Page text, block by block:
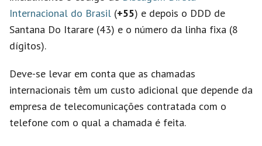
Internacional do Brasil (+55) e depois o DDD de
Santana Do Itarare (43) e o número da linha fixa (8
dígitos).
Deve-se levar em conta que as chamadas
internacionais têm um custo adicional que depende da
empresa de telecomunicações contratada com o
telefone com o qual a chamada é feita.